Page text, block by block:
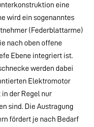
eine
wird ein sogenanntes
(Federblattarme)
nach oben offene
Ebene integriert ist.
werden dabei
Elektromotor
der Regel nur
sind. Die Austragung
fördert je nach Bedarf